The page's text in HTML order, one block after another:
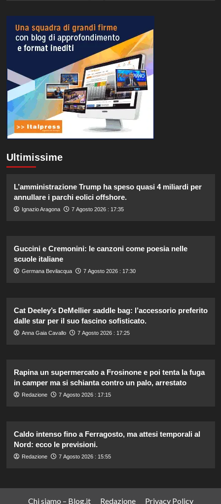
Ultimissime
L’amministrazione Trump ha speso quasi 4 miliardi per
annullare i parchi eolici offshore.
Ignazio Aragona 7 Agosto 2026 : 17:35
Guccini e Cremonini: le canzoni come poesia nelle
scuole italiane
Germana Bevilacqua 7 Agosto 2026 : 17:30
Cat Deeley’s DeMellier saddle bag: l’accessorio preferito
dalle star per il suo fascino sofisticato.
Anna Gaia Cavallo 7 Agosto 2026 : 17:25
Rapina un supermercato a Frosinone e poi tenta la fuga
in camper ma si schianta contro un palo, arrestato
Redazione 7 Agosto 2026 : 17:15
Caldo intenso fino a Ferragosto, ma attesi temporali al
Nord: ecco le previsioni.
Redazione 7 Agosto 2026 : 15:55
Chi siamo – Blog.it Redazione Privacy Policy